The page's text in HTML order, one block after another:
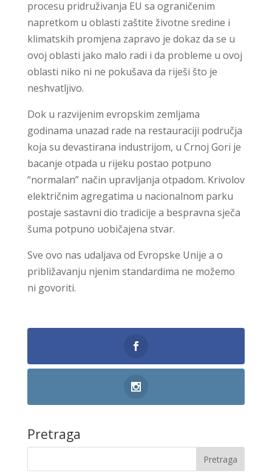
procesu pridruživanja EU sa ograničenim
napretkom u oblasti zaštite životne sredine i
klimatskih promjena zapravo je dokaz da se u
ovoj oblasti jako malo radi i da probleme u ovoj
oblasti niko ni ne pokušava da riješi što je
neshvatljivo.
Dok u razvijenim evropskim zemljama
godinama unazad rade na restauraciji područja
koja su devastirana industrijom, u Crnoj Gori je
bacanje otpada u rijeku postao potpuno
“normalan” način upravljanja otpadom. Krivolov
električnim agregatima u nacionalnom parku
postaje sastavni dio tradicije a bespravna sječa
šuma potpuno uobičajena stvar.
Sve ovo nas udaljava od Evropske Unije a o
približavanju njenim standardima ne možemo
ni govoriti.
Pretraga